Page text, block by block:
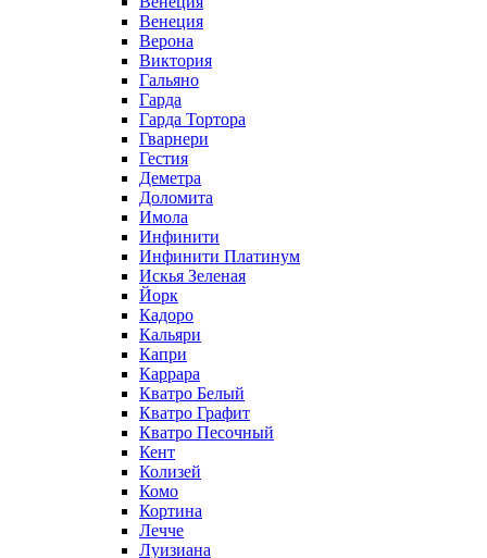
Венеция
Верона
Виктория
Гальяно
Гарда
Гарда Тортора
Гварнери
Гестия
Деметра
Доломита
Имола
Инфинити
Инфинити Платинум
Искья Зеленая
Йорк
Кадоро
Кальяри
Капри
Каррара
Кватро Белый
Кватро Графит
Кватро Песочный
Кент
Колизей
Комо
Кортина
Лечче
Луизиана